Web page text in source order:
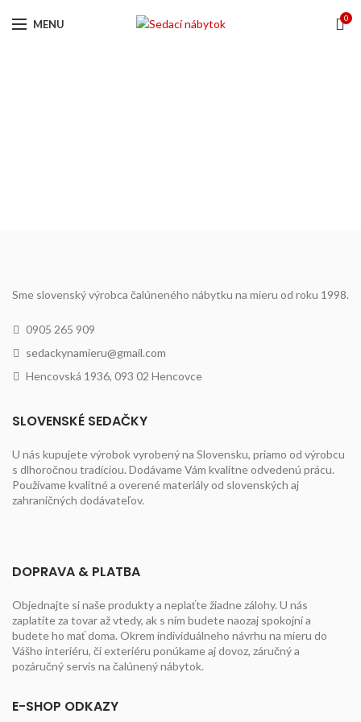
MENU 0
Sme slovenský výrobca čalúneného nábytku na mieru od roku 1998.
0905 265 909
sedackynamieru@gmail.com
Hencovská 1936, 093 02 Hencovce
SLOVENSKÉ SEDAČKY
U nás kupujete výrobok vyrobený na Slovensku, priamo od výrobcu
s dlhoročnou tradíciou. Dodávame Vám kvalitne odvedenú prácu.
Používame kvalitné a overené materiály od slovenských aj
zahraničných dodávateľov.
DOPRAVA & PLATBA
Objednajte si naše produkty a neplaťte žiadne zálohy. U nás
zaplatíte za tovar až vtedy, ak s ním budete naozaj spokojní a
budete ho mať doma. Okrem individuálneho návrhu na mieru do
Vášho interiéru, či exteriéru ponúkame aj dovoz, záručný a
pozáručný servis na čalúnený nábytok.
E-SHOP ODKAZY